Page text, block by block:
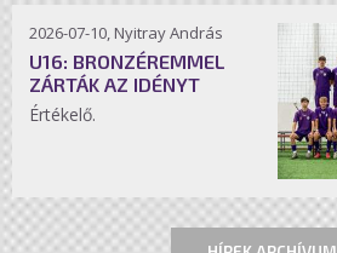
2026-07-10, Nyitray András
U16: BRONZÉREMMEL
ZÁRTÁK AZ IDÉNYT
Értékelő.